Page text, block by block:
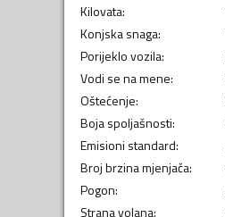
Kilovata:
Konjska snaga:
Porijeklo vozila:
Vodi se na mene:
Oštećenje:
Boja spoljašnosti:
Emisioni standard:
Broj brzina mjenjača:
Pogon:
Strana volana: